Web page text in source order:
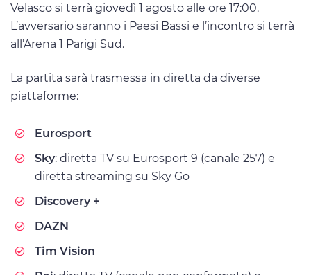
Velasco si terrà giovedì 1 agosto alle ore 17:00.
L’avversario saranno i Paesi Bassi e l’incontro si terrà
all’Arena 1 Parigi Sud.
La partita sarà trasmessa in diretta da diverse
piattaforme:
Eurosport
Sky: diretta TV su Eurosport 9 (canale 257) e
diretta streaming su Sky Go
Discovery +
DAZN
Tim Vision